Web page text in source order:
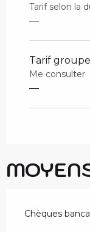
Tarif selon la
—
Tarif groupe
Me consulter
—
Chèques